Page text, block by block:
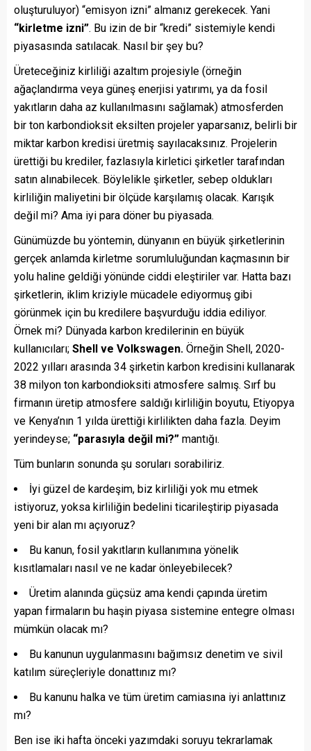
oluşturuluyor) “emisyon izni” almanız gerekecek. Yani
“kirletme izni”. Bu izin de bir “kredi” sistemiyle kendi
piyasasında satılacak. Nasıl bir şey bu?
Üreteceğiniz kirliliği azaltım projesiyle (örneğin
ağaçlandırma veya güneş enerjisi yatırımı, ya da fosil
yakıtların daha az kullanılmasını sağlamak) atmosferden
bir ton karbondioksit eksilten projeler yaparsanız, belirli bir
miktar karbon kredisi üretmiş sayılacaksınız. Projelerin
ürettiği bu krediler, fazlasıyla kirletici şirketler tarafından
satın alınabilecek. Böylelikle şirketler, sebep oldukları
kirliliğin maliyetini bir ölçüde karşılamış olacak. Karışık
değil mi? Ama iyi para döner bu piyasada.
Günümüzde bu yöntemin, dünyanın en büyük şirketlerinin
gerçek anlamda kirletme sorumluluğundan kaçmasının bir
yolu haline geldiği yönünde ciddi eleştiriler var. Hatta bazı
şirketlerin, iklim kriziyle mücadele ediyormuş gibi
görünmek için bu kredilere başvurduğu iddia ediliyor.
Örnek mi? Dünyada karbon kredilerinin en büyük
kullanıcıları; Shell ve Volkswagen. Örneğin Shell, 2020-
2022 yılları arasında 34 şirketin karbon kredisini kullanarak
38 milyon ton karbondioksiti atmosfere salmış. Sırf bu
firmanın üretip atmosfere saldığı kirliliğin boyutu, Etiyopya
ve Kenya’nın 1 yılda ürettiği kirlilikten daha fazla. Deyim
yerindeyse; “parasıyla değil mi?” mantığı.
Tüm bunların sonunda şu soruları sorabiliriz.
İyi güzel de kardeşim, biz kirliliği yok mu etmek
istiyoruz, yoksa kirliliğin bedelini ticarileştirip piyasada
yeni bir alan mı açıyoruz?
Bu kanun, fosil yakıtların kullanımına yönelik
kısıtlamaları nasıl ve ne kadar önleyebilecek?
Üretim alanında güçsüz ama kendi çapında üretim
yapan firmaların bu haşin piyasa sistemine entegre olması
mümkün olacak mı?
Bu kanunun uygulanmasını bağımsız denetim ve sivil
katılım süreçleriyle donattınız mı?
Bu kanunu halka ve tüm üretim camiasına iyi anlattınız
mı?
Ben ise iki hafta önceki yazımdaki soruyu tekrarlamak